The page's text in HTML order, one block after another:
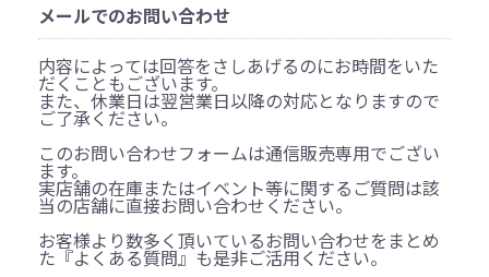
メールでのお問い合わせ
内容によっては回答をさしあげるのにお時間をいた
だくこともございます。
また、休業日は翌営業日以降の対応となりますので
ご了承ください。
このお問い合わせフォームは通信販売専用でござい
ます。
実店舗の在庫またはイベント等に関するご質問は該
当の店舗に直接お問い合わせください。
お客様より数多く頂いているお問い合わせをまとめ
た『よくある質問』も是非ご活用ください。